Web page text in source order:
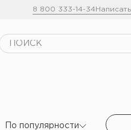
8 800 333-14-34
По популярности